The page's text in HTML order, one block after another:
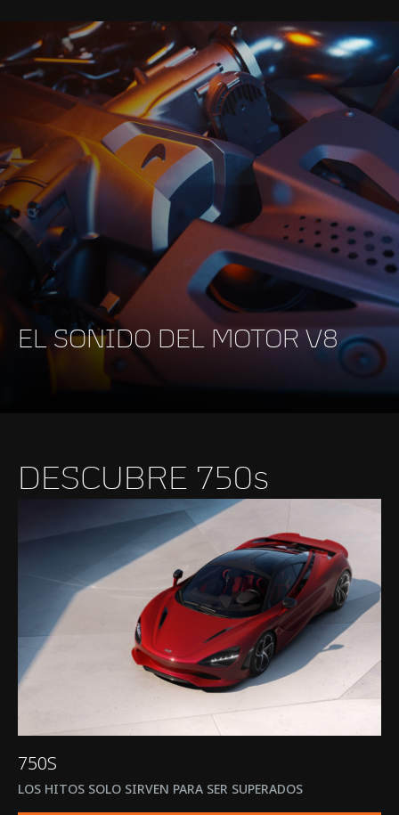
EL SONIDO DEL MOTOR V8
DESCUBRE 750s
750S
LOS HITOS SOLO SIRVEN PARA SER SUPERADOS